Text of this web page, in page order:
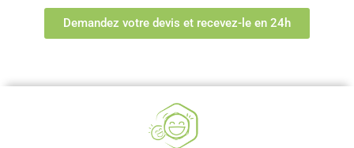
Demandez votre devis et recevez-le en 24h